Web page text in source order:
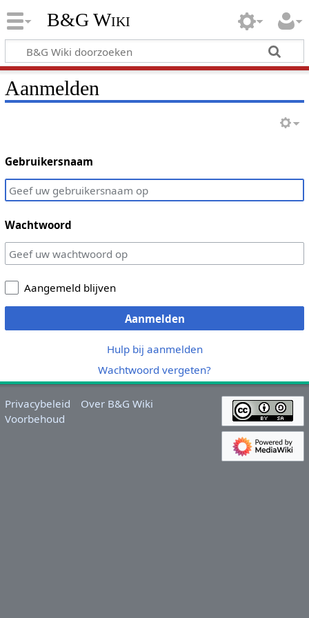
B&G Wiki
Aanmelden
Gebruikersnaam
Wachtwoord
Aangemeld blijven
Aanmelden
Hulp bij aanmelden
Wachtwoord vergeten?
Privacybeleid
Over B&G Wiki
Voorbehoud